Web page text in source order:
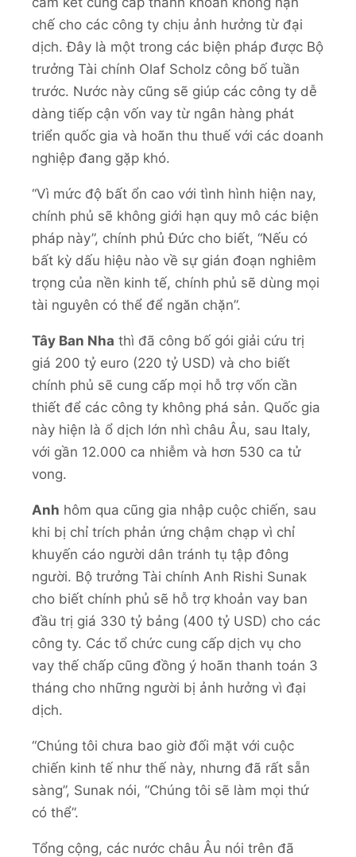
chế cho các công ty chịu ảnh hưởng từ đại
dịch. Đây là một trong các biện pháp được Bộ
trưởng Tài chính Olaf Scholz công bố tuần
trước. Nước này cũng sẽ giúp các công ty dễ
dàng tiếp cận vốn vay từ ngân hàng phát
triển quốc gia và hoãn thu thuế với các doanh
nghiệp đang gặp khó.
“Vì mức độ bất ổn cao với tình hình hiện nay,
chính phủ sẽ không giới hạn quy mô các biện
pháp này”, chính phủ Đức cho biết, “Nếu có
bất kỳ dấu hiệu nào về sự gián đoạn nghiêm
trọng của nền kinh tế, chính phủ sẽ dùng mọi
tài nguyên có thể để ngăn chặn”.
Tây Ban Nha thì đã công bố gói giải cứu trị
giá 200 tỷ euro (220 tỷ USD) và cho biết
chính phủ sẽ cung cấp mọi hỗ trợ vốn cần
thiết để các công ty không phá sản. Quốc gia
này hiện là ổ dịch lớn nhì châu Âu, sau Italy,
với gần 12.000 ca nhiễm và hơn 530 ca tử
vong.
Anh hôm qua cũng gia nhập cuộc chiến, sau
khi bị chỉ trích phản ứng chậm chạp vì chỉ
khuyến cáo người dân tránh tụ tập đông
người. Bộ trưởng Tài chính Anh Rishi Sunak
cho biết chính phủ sẽ hỗ trợ khoản vay ban
đầu trị giá 330 tỷ bảng (400 tỷ USD) cho các
công ty. Các tổ chức cung cấp dịch vụ cho
vay thế chấp cũng đồng ý hoãn thanh toán 3
tháng cho những người bị ảnh hưởng vì đại
dịch.
“Chúng tôi chưa bao giờ đối mặt với cuộc
chiến kinh tế như thế này, nhưng đã rất sẵn
sàng”, Sunak nói, “Chúng tôi sẽ làm mọi thứ
có thể”.
Tổng cộng, các nước châu Âu nói trên đã